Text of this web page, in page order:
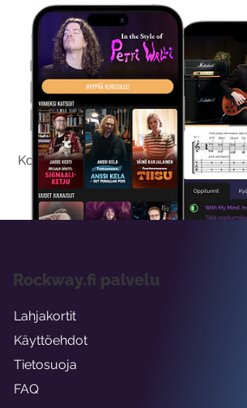
Kokeile Ilmaiseksi
Kokeilemalla ilmaiseksi saat koko
viikon ajaksi.
Rockway.fi palvelu
Lahjakortit
Käyttöehdot
Tietosuoja
FAQ